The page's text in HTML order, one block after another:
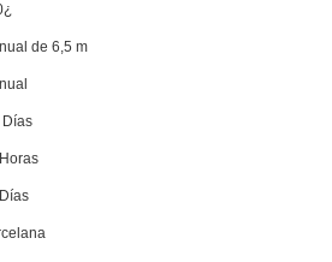
de 6,5 m
Días